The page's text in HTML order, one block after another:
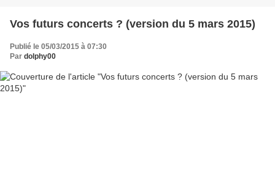
Vos futurs concerts ? (version du 5 mars 2015)
Publié le 05/03/2015 à 07:30
Par dolphy00